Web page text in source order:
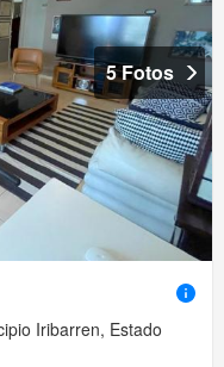
5 Fotos
Iribarren, Estado